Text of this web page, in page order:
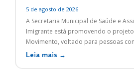
5 de agosto de 2026
A Secretaria Municipal de Saúde e
Imigrante está promovendo o projeto
Movimento, voltado para pessoas
Leia mais →